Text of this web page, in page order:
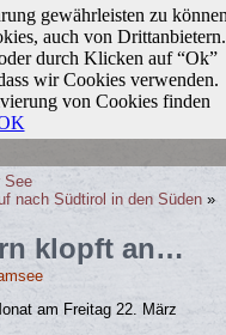
See
nach Südtirol in den Süden»
klopft an…
am Freitag 22. März
gewährleisten zu
auch von Drittanbietern.
durch Klicken auf “Ok”
wir Cookies verwenden.
von Cookies finden